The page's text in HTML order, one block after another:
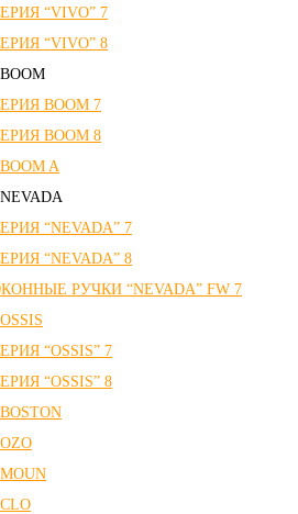
“VIVO” 7
“VIVO” 8
ВOOM 7
ВOOM 8
A
“NEVADA” 7
“NEVADA” 8
РУЧКИ “NEVADA” FW 7
“OSSIS” 7
“OSSIS” 8